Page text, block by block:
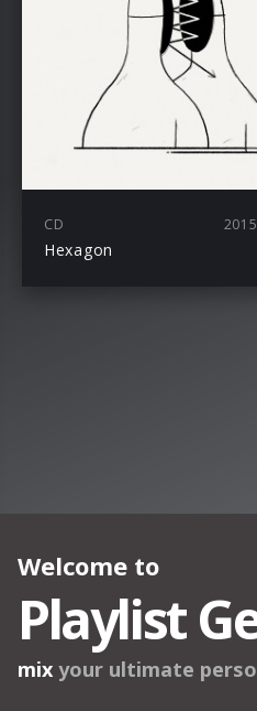
CD 2015
Hexagon